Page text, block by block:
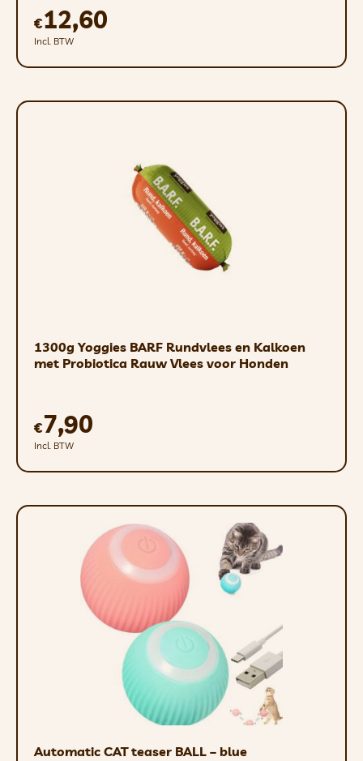
€12,60
Incl. BTW
1300g Yoggies BARF Rundvlees en Kalkoen
met Probiotica Rauw Vlees voor Honden
€7,90
Incl. BTW
Automatic CAT teaser BALL – blue